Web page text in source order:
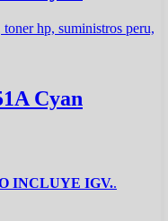
Cyan
INCLUYE IGV..